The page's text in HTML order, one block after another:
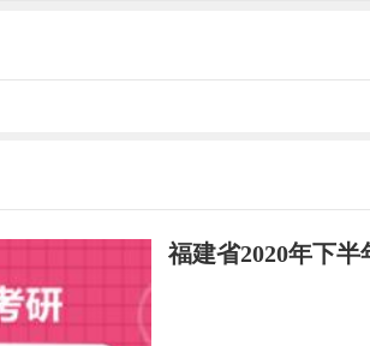
與勞務關系的說法中，錯誤的
分工
沒有行政責任
有行政責任
福建省2020年下